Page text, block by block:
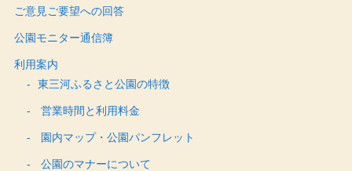
ご意見ご要望への回答
公園モニター通信簿
利用案内
東三河ふるさと公園の特徴
営業時間と利用料金
園内マップ・公園パンフレット
公園のマナーについて